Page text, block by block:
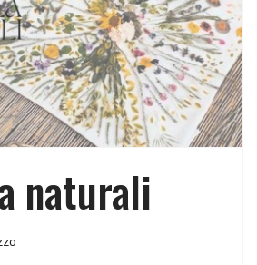
naturali